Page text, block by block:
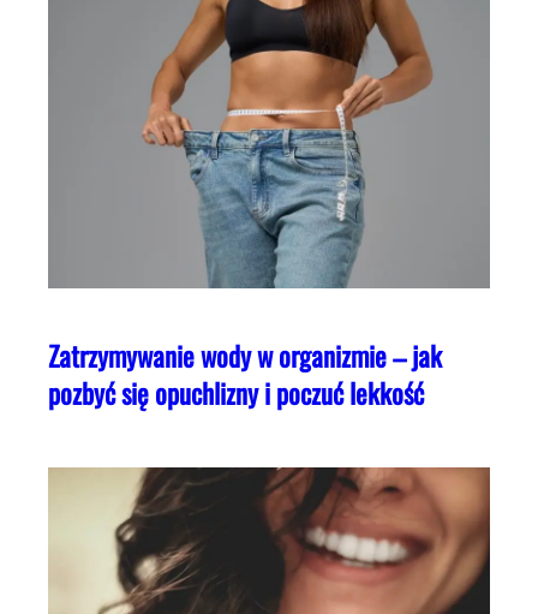
Zatrzymywanie wody w organizmie – jak
pozbyć się opuchlizny i poczuć lekkość